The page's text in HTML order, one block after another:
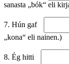
sanasta „bók“ eli
7. Hún gaf
„kona“ eli nainen.)
8. Ég hitti